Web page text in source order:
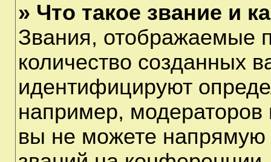
» Что такое звание и
Звания, отображаемые
количество созданных
идентифицируют
например,
вы не можете напрямую